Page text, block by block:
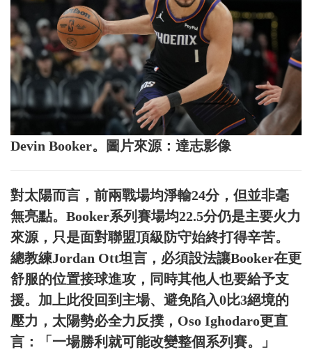
Devin Booker。圖片來源：達志影像
對太陽而言，前兩戰場均淨輸24分，但並非毫
無亮點。Booker系列賽場均22.5分仍是主要火力
來源，只是面對聯盟頂級防守始終打得辛苦。
總教練Jordan Ott坦言，必須設法讓Booker在更
舒服的位置接球進攻，同時其他人也要給予支
援。加上此役回到主場、避免陷入0比3絕境的
壓力，太陽勢必全力反撲，Oso Ighodaro更直
言：「一場勝利就可能改變整個系列賽。」